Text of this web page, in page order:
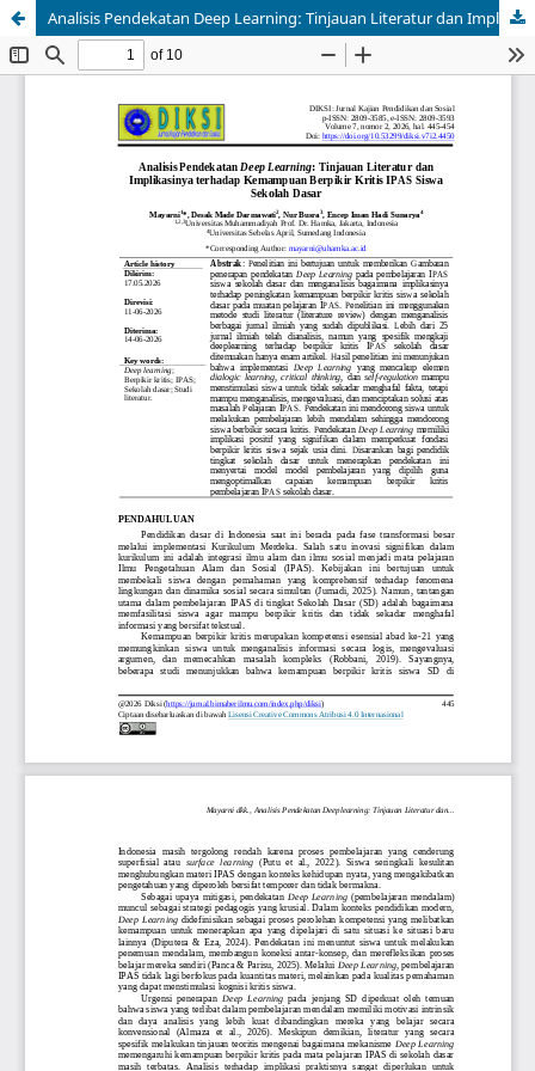
Analisis Pendekatan Deep Learning: Tinjauan Literatur dan Implikasinya terhadap Kemampuan Berpikir Kritis IPAS Siswa Sekolah Dasar